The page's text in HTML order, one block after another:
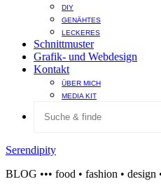
DIY
GENÄHTES
LECKERES
Schnittmuster
Grafik- und Webdesign
Kontakt
ÜBER MICH
MEDIA KIT
Serendipity
BLOG ••• food • fashion • design